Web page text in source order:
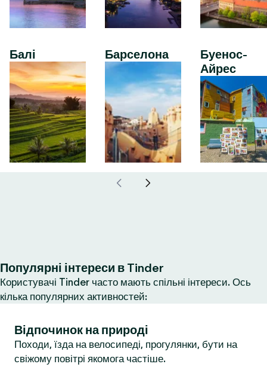
Балі Барселона
Буенос-
Айрес
Популярні інтереси в Tinder
Користувачі Tinder часто мають спільні інтереси. Ось
кілька популярних активностей:
Відпочинок на природі
Походи, їзда на велосипеді, прогулянки, бути на
свіжому повітрі якомога частіше.